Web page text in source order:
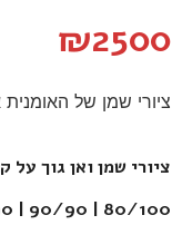
₪2500
ציורי שמן של האומנית
ציורי שמן ואן גוך על
80/100 | 90/90 | 70/90